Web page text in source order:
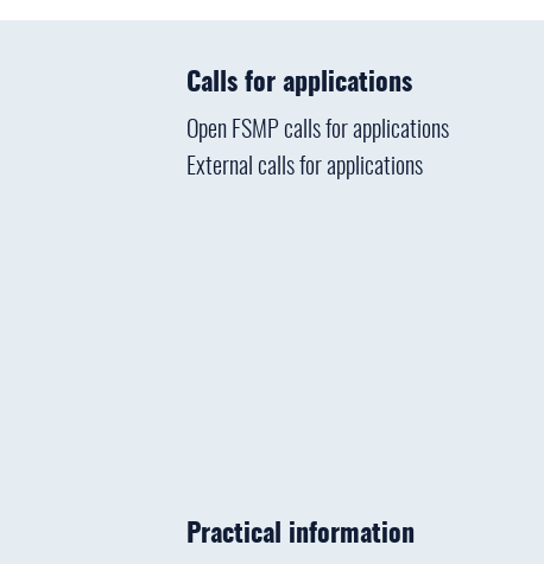
Calls for applications
Open FSMP calls for applications
External calls for applications
Practical information